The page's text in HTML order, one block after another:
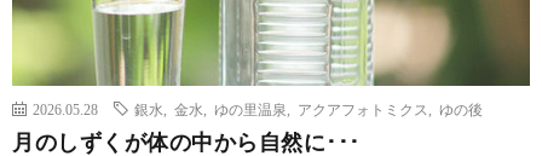
2026.05.28 銀水 金水 ゆの里温泉 アクアフォトミクス ゆの後
月のしずくが体の中から自然に･･･